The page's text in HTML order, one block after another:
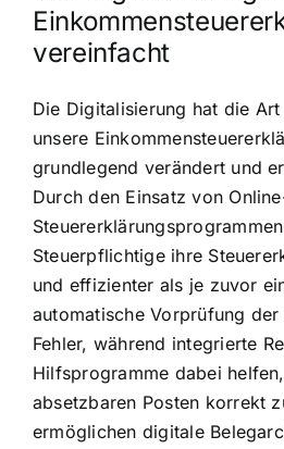
vereinfacht
Die Digitalisierung hat die
unsere
grundlegend verändert und
Durch den Einsatz von
Steuerpflichtige ihre
und effizienter als je zuvor
automatische Vorprüfung
Fehler, während integrierte
Hilfsprogramme dabei
absetzbaren Posten korrekt
ermöglichen digitale